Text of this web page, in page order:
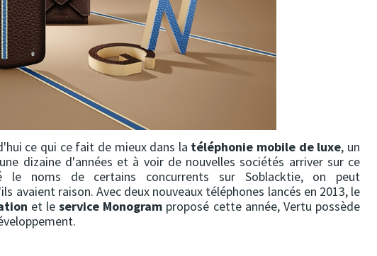
ce qui ce fait de mieux dans la téléphonie mobile de luxe, un
dizaine d'années et à voir de nouvelles sociétés arriver sur ce
le noms de certains concurrents sur Soblacktie, on peut
avaient raison. Avec deux nouveaux téléphones lancés en 2013, le
et leservice Monogram proposé cette année, Vertu possède